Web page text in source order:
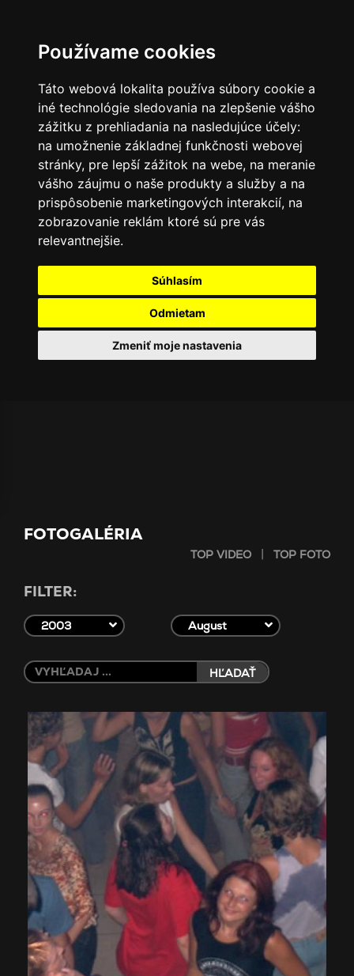
Používame cookies
Táto webová lokalita používa súbory cookie a
iné technológie sledovania na zlepšenie vášho
zážitku z prehliadania na nasledujúce účely:
na umožnenie základnej funkčnosti webovej
stránky, pre lepší zážitok na webe, na meranie
vášho záujmu o naše produkty a služby a na
prispôsobenie marketingových interakcií, na
zobrazovanie reklám ktoré sú pre vás
relevantnejšie.
Súhlasím
Odmietam
Zmeniť moje nastavenia
FOTOGALÉRIA
TOP VIDEO | TOP FOTO
FILTER:
2003 August
HĽADAŤ